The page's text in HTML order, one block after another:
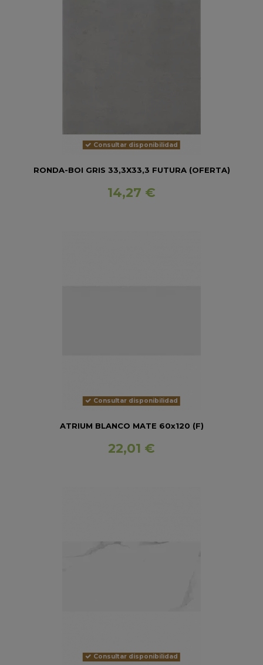
Consultar disponibilidad
RONDA-BOI GRIS 33,3X33,3 FUTURA (OFERTA)
14,27 €
Consultar disponibilidad
ATRIUM BLANCO MATE 60x120 (F)
22,01 €
Consultar disponibilidad